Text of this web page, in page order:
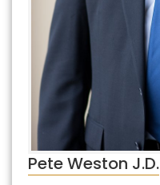
Pete Weston J.D.